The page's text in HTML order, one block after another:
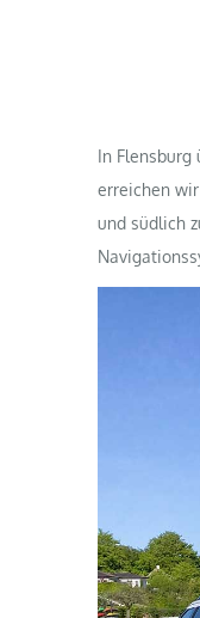
In Flensburg
erreichen
und südlich